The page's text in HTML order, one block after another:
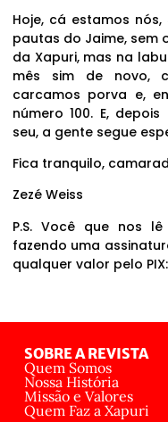
Hoje, cá estamos
pautas do Jaime, sem
da Xapuri, mas na
mês sim de novo,
carcamos porva e,
número 100. E,
seu, a gente segue
Fica tranquilo,
Zezé Weiss
P.S. Você que nos
fazendo uma
qualquer valor pelo PIX:
SOBRE A REVISTA
Quem Somos
Nossa História
Missão e Valores
Quem Faz a Xapuri